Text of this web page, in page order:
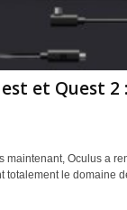
et Quest 2
maintenant, Oculus a
totalement le domaine